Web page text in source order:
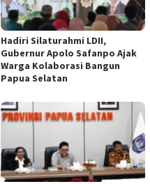
Hadiri Silaturahmi LDII,
Gubernur Apolo Safanpo Ajak
Warga Kolaborasi Bangun
Papua Selatan